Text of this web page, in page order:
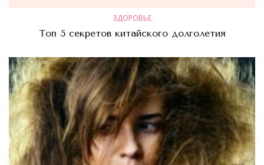
ЗДОРОВЬЕ
Топ 5 секретов китайского долголетия